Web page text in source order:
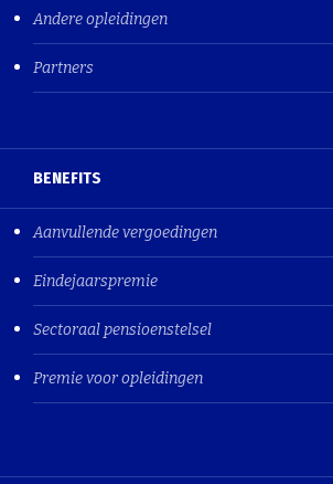
Andere opleidingen
Partners
BENEFITS
Aanvullende vergoedingen
Eindejaarspremie
Sectoraal pensioenstelsel
Premie voor opleidingen